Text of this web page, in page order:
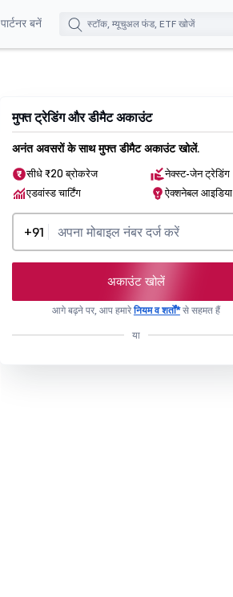
पार्टनर बनें
मुफ्त ट्रेडिंग और डीमैट अकाउंट
अनंत अवसरों के साथ मुफ्त डीमैट अकाउंट खोलें.
सीधे ₹20 ब्रोकरेज
नेक्स्ट-जेन ट्रेडिंग
एडवांस्ड चार्टिंग
ऐक्शनेबल आइडिया
+91
अकाउंट खोलें
आगे बढ़ने पर, आप हमारेनियम व शर्तों*से सहमत हैं
या